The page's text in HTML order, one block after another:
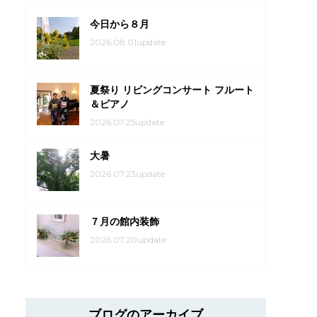
今日から８月
2026.08.01update
夏祭り リビングコンサート フルート
＆ピアノ
2026.07.25update
大暑
2026.07.23update
７月の館内装飾
2026.07.20update